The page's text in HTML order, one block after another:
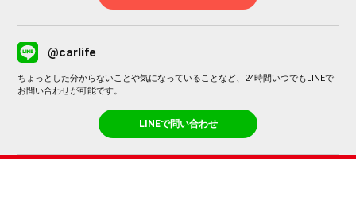
@carlife
ちょっとした分からないことや気になっていることなど、24時間いつでもLINEで
お問い合わせが可能です。
LINEで問い合わせ